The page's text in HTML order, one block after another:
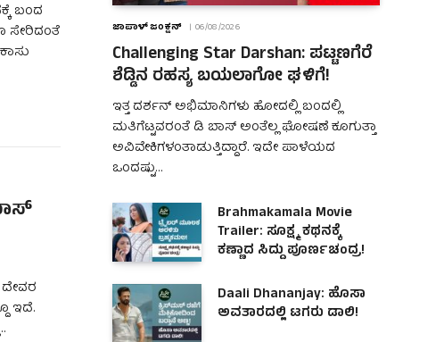
ಬಂದ
ಸೇರಿದಂತೆ
ಇದೆ.
ಜಾಪಾಳ್ ಜಂಕ್ಷನ್ 06/08/2026
Challenging Star Darshan: ಪಟ್ಟಣಗೆರೆ
ಶೆಡ್ಡಿನ ರಹಸ್ಯ ಬಯಲಾಗೋ ಘಳಿಗೆ!
ಇತ್ತ ದರ್ಶನ್ ಅಭಿಮಾನಿಗಳು ಹೋದಲ್ಲಿ ಬಂದಲ್ಲಿ
ಮತಿಗೆಟ್ಟವರಂತೆ ಡಿ ಬಾಸ್ ಅಂತೆಲ್ಲ ಘೋಷಣೆ ಕೂಗುತ್ತಾ
ಅವಿವೇಕಿಗಳಂತಾಡುತ್ತಿದ್ದಾರೆ. ಇದೇ ಪಾಳೆಯದ
ಒಂದಷ್ಟು…
Brahmakamala Movie
Trailer: ಸೂಕ್ಷ್ಮ ಕಥನಕ್ಕೆ
ಕಣ್ಣಾದ ಸಿದ್ದು ಪೂರ್ಣಚಂದ್ರ!
Daali Dhananjay: ಹೊಸಾ
ಅವತಾರದಲ್ಲಿ ಟಗರು ಡಾಲಿ!